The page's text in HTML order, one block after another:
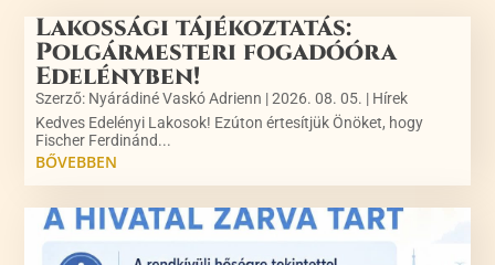
Lakossági tájékoztatás:
Polgármesteri fogadóóra
Edelényben!
Szerző: Nyárádiné Vaskó Adrienn |2026. 08. 05. | Hírek
Kedves Edelényi Lakosok! Ezúton értesítjük Önöket, hogy
Fischer Ferdinánd...
BŐVEBBEN